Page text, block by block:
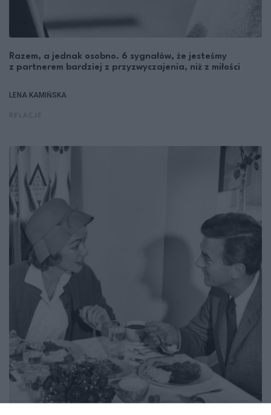
Razem, a jednak osobno. 6 sygnałów, że jesteśmy
z partnerem bardziej z przyzwyczajenia, niż z miłości
LENA KAMIŃSKA